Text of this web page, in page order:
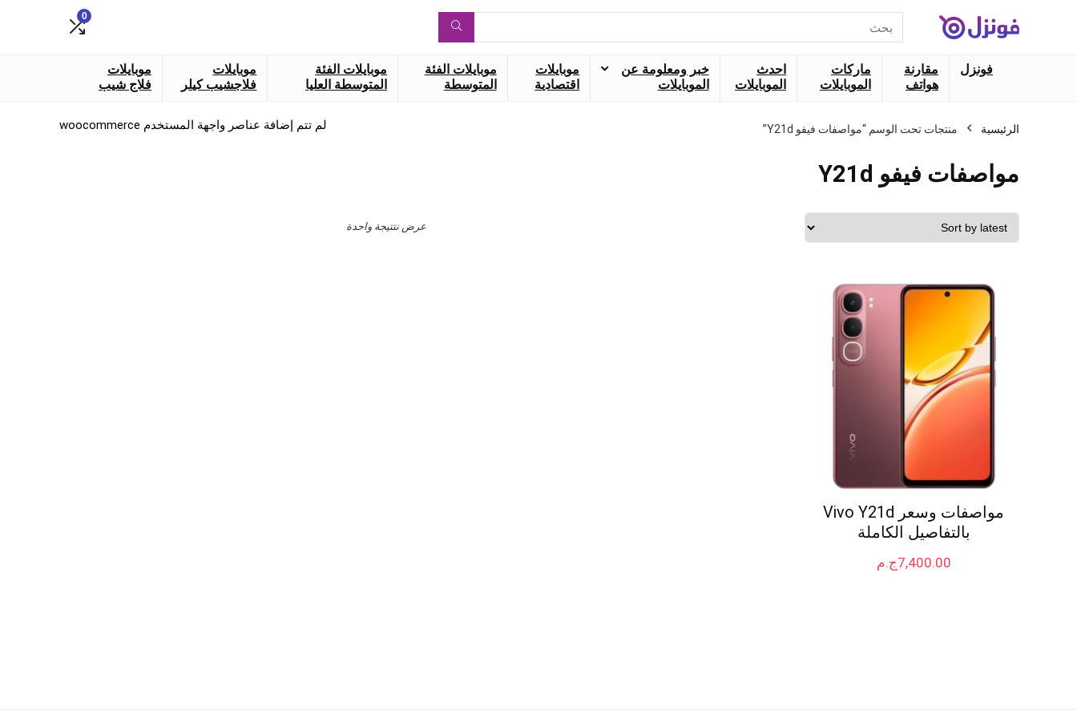
عن:
0
فونزل
مقارنة
هواتف
ماركات
الموبايلات
احدث
الموبايلات
خبر ومعلومة عن
الموبايلات
موبايلات
اقتصادية
موبايلات الفئة
المتوسطة
موبايلات الفئة
المتوسطة العليا
موبايلات
فلاجشيب كيلر
موبايلات
فلاج شيب
الرئيسية منتجات تحت الوسم “مواصفات فيفو Y21d”
مواصفات فيفو Y21d
عرض نتتيجة واحدة
مواصفات وسعر Vivo Y21d
بالتفاصيل الكاملة
ج.م7,400.00
لم تتم إضافة عناصر واجهة المستخدم woocommerce